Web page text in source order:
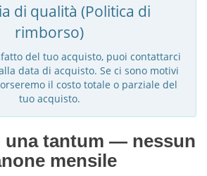
di qualità (Politica di
rimborso)
del tuo acquisto, puoi contattarci
data di acquisto. Se ci sono motivi
il costo totale o parziale del
tuo acquisto.
una tantum — nessun
mensile